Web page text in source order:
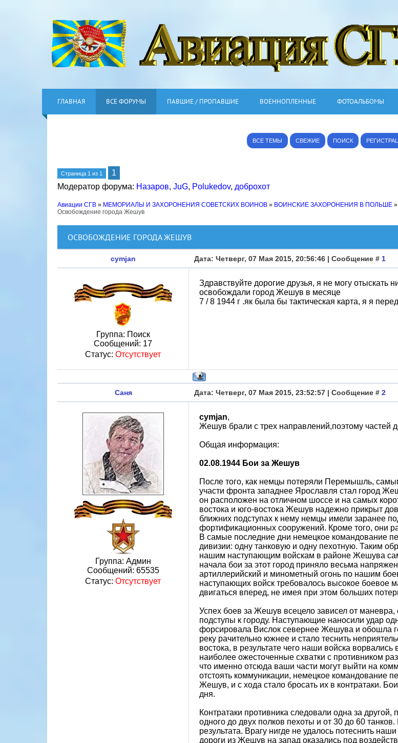
ГЛАВНАЯ ВСЕ ФОРУМЫ ПАВШИЕ / ПРОПАВШИЕ ВОЕННОПЛЕННЫЕ ФОТОАЛЬБОМЫ
ВСЕ ТЕМЫ СВЕЖИЕ ПОИСК
Страница 1 из 1
1
Модератор форума: Назаров, JuG, Polukedov, доброхот
Авиации СГВ » МЕМОРИАЛЫ И ЗАХОРОНЕНИЯ СОВЕТСКИХ ВОИНОВ » ВОИНСКИЕ ЗАХОРОНЕНИЯ В ПОЛЬШЕ »
Освобождение города Жешув
ОСВОБОЖДЕНИЕ ГОРОДА ЖЕШУВ
cymjan Дата: Четверг, 07 Мая 2015, 20:56:46 | Сообщение # 1
Группа: Поиск
Сообщений: 17
Статус: Отсутствует
Здравствуйте дорогие друзья, я не могу отыскать
освобождали город Жешув в месяце
7 / 8 1944 г .як была бы тактическая карта, я я
Саня Дата: Четверг, 07 Мая 2015, 23:52:57 | Сообщение # 2
Группа: Админ
Сообщений: 65535
Статус: Отсутствует
cymjan,
Жешув брали с трех направлений,поэтому частей
Общая информация:
02.08.1944 Бои за Жешув
После того, как немцы потеряли Перемышль,
участи фронта западнее Ярославля стал город
он расположен на отличном шоссе и на самых
востока и юго-востока Жешув надежно прикрыт
ближних подступах к нему немцы имели заранее
фортификационных сооружений. Кроме того, они
В самые последние дни немецкое командование
дивизии: одну танковую и одну пехотную. Таким
нашим наступающим войскам в районе Жешува
начала бои за этот город приняло весьма
артиллерийский и минометный огонь по нашим
наступающих войск требовалось высокое боевое
двигаться вперед, не имея при этом больших
Успех боев за Жешув всецело зависел от маневра,
подступы к городу. Наступающие наносили удар
форсировала Вислок севернее Жешува и обошла
реку рачительно южнее и стало теснить
востока, в результате чего наши войска
наиболее ожесточенные схватки с противником
что именно отсюда ваши части могут выйти на
отстоять коммуникации, немецкое командование
Жешув, и с хода стало бросать их в контратаки.
дня.
Контратаки противника следовали одна за
одного до двух полков пехоты и от 30 до 60
результата. Врагу нигде не удалось потеснить
дороги из Жешув на запад оказались под